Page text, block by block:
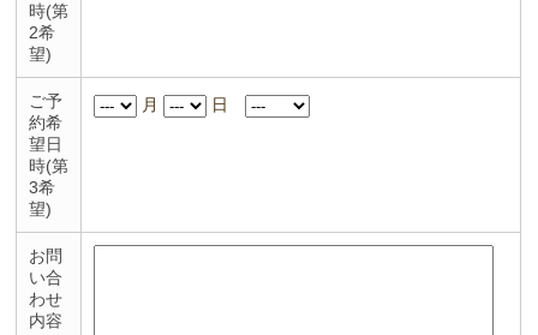
時(第
2希
望)
ご予
約希
望日
時(第
3希
望)
月 日
お問
い合
わせ
内容